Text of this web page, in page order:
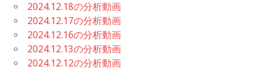
2024.12.18の分析動画
2024.12.17の分析動画
2024.12.16の分析動画
2024.12.13の分析動画
2024.12.12の分析動画